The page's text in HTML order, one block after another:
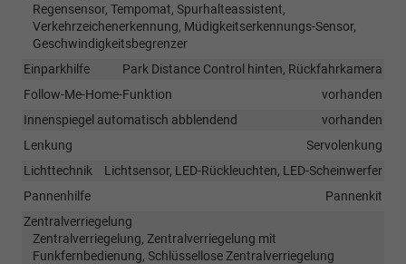
Regensensor, Tempomat, Spurhalteassistent,
Verkehrzeichenerkennung, Müdigkeitserkennungs-Sensor,
Geschwindigkeitsbegrenzer
Einparkhilfe
Park Distance Control hinten, Rückfahrkamera
Follow-Me-Home-Funktion
vorhanden
Innenspiegel automatisch abblendend
vorhanden
Lenkung
Servolenkung
Lichttechnik
Lichtsensor, LED-Rückleuchten, LED-Scheinwerfer
Pannenhilfe
Pannenkit
Zentralverriegelung
Zentralverriegelung, Zentralverriegelung mit
Funkfernbedienung, Schlüssellose Zentralverriegelung